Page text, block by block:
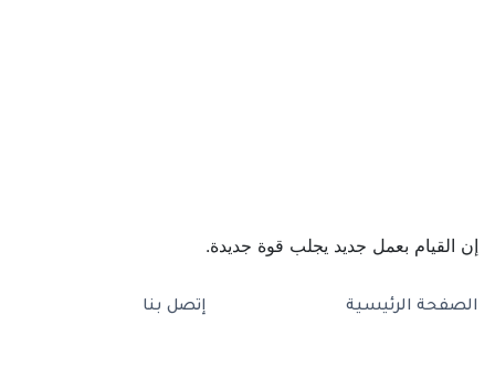
إن القيام بعمل جديد يجلب قوة جديدة.
الصفحة الرئيسية إتصل بنا